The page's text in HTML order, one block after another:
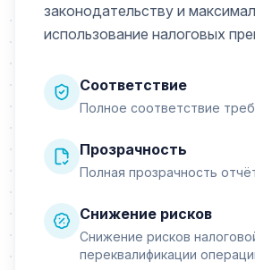
законодательству и
использование налоговых
Соответствие
Полное соответствие
Прозрачность
Полная прозрачность
Снижение рисков
Снижение рисков
переквалификации